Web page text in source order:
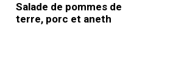
Salade de pommes de
terre, porc et aneth